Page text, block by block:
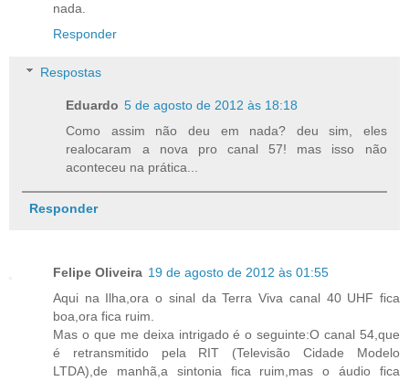
nada.
Responder
Respostas
Eduardo 5 de agosto de 2012 às 18:18
Como assim não deu em nada? deu sim, eles
realocaram a nova pro canal 57! mas isso não
aconteceu na prática...
Responder
Felipe Oliveira 19 de agosto de 2012 às 01:55
Aqui na Ilha,ora o sinal da Terra Viva canal 40 UHF fica
boa,ora fica ruim.
Mas o que me deixa intrigado é o seguinte:O canal 54,que
é retransmitido pela RIT (Televisão Cidade Modelo
LTDA),de manhã,a sintonia fica ruim,mas o áudio fica